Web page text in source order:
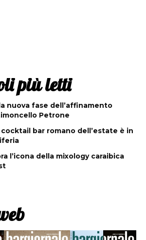
più letti
nuova fase dell’affinamento
Petrone
cocktail bar romano dell’estate è in
l’icona della mixology caraibica